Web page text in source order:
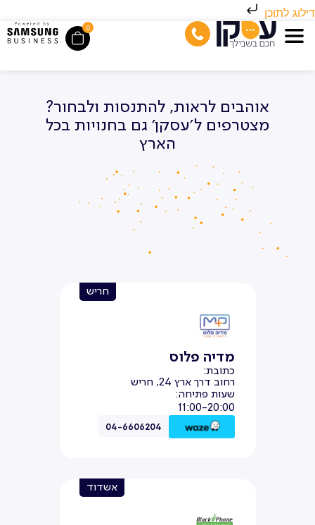
דילוג לתוכן
0
אוהבים לראות, להתנסות ולבחור?
מצטרפים ל׳עסקן׳ גם בחנויות בכל
הארץ
מדיה פלוס
כתובת:
רחוב דרך ארץ 24, חריש
שעות פתיחה:
11:00-20:00
04-6606204
חריש
אשדוד